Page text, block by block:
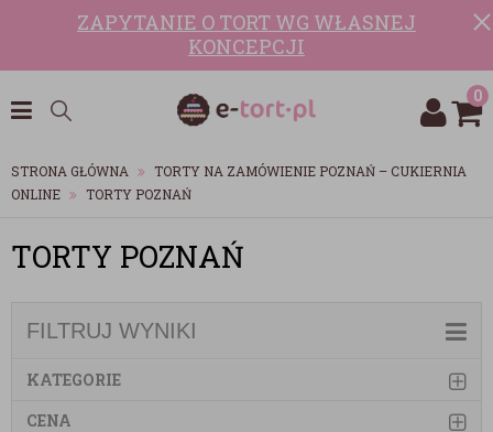
ZAPYTANIE O TORT WG WŁASNEJ
KONCEPCJI
0
STRONA GŁÓWNA
TORTY NA ZAMÓWIENIE POZNAŃ – CUKIERNIA
ONLINE
TORTY POZNAŃ
TORTY POZNAŃ
FILTRUJ WYNIKI
KATEGORIE
CENA